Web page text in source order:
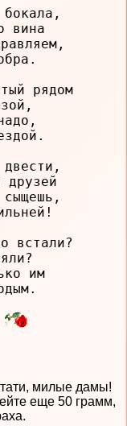
вина
рядом
друзей
встали?
им
милые дамы!
еще 50 грамм,